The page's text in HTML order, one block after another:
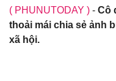
( PHUNUTODAY ) - Cô
thoải mái chia sẻ ảnh
xã hội.